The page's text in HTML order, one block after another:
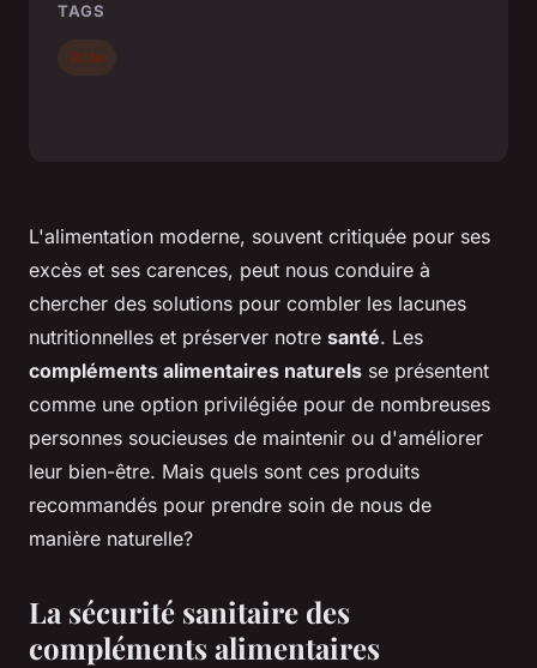
L'alimentation moderne, souvent critiquée pour ses
excès et ses carences, peut nous conduire à
chercher des solutions pour combler les lacunes
nutritionnelles et préserver notre santé. Les
compléments alimentaires naturels se présentent
comme une option privilégiée pour de nombreuses
personnes soucieuses de maintenir ou d'améliorer
leur bien-être. Mais quels sont ces produits
recommandés pour prendre soin de nous de
manière naturelle?
La sécurité sanitaire des
compléments alimentaires
TAGS
Actu